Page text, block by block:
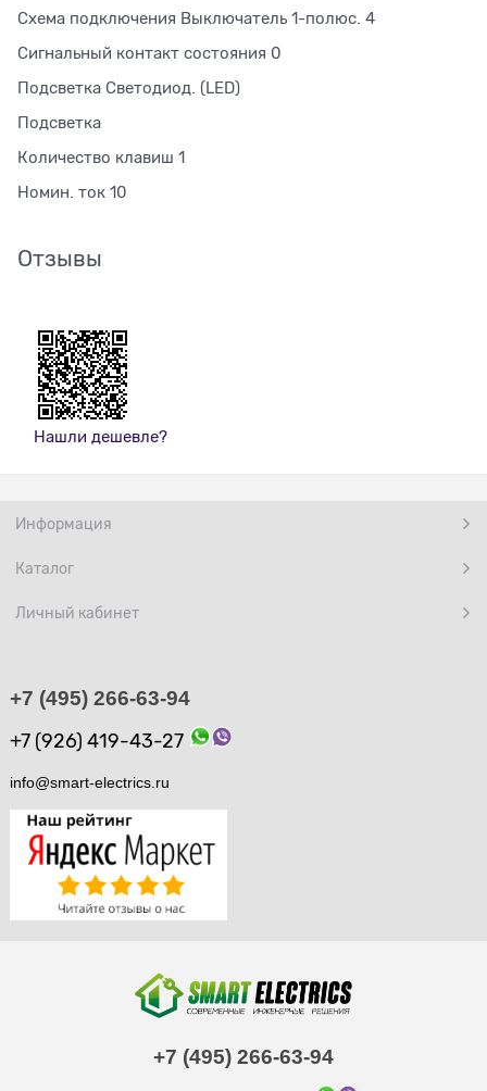
Схема подключения Выключатель 1-полюс. 4
Сигнальный контакт состояния 0
Подсветка Светодиод. (LED)
Подсветка
Количество клавиш 1
Номин. ток 10
Отзывы
Нашли дешевле?
Информация
Каталог
Личный кабинет
+7 (495) 266-63-94
+7 (926) 419-43-27
info@smart-electrics.ru
+7 (495) 266-63-94